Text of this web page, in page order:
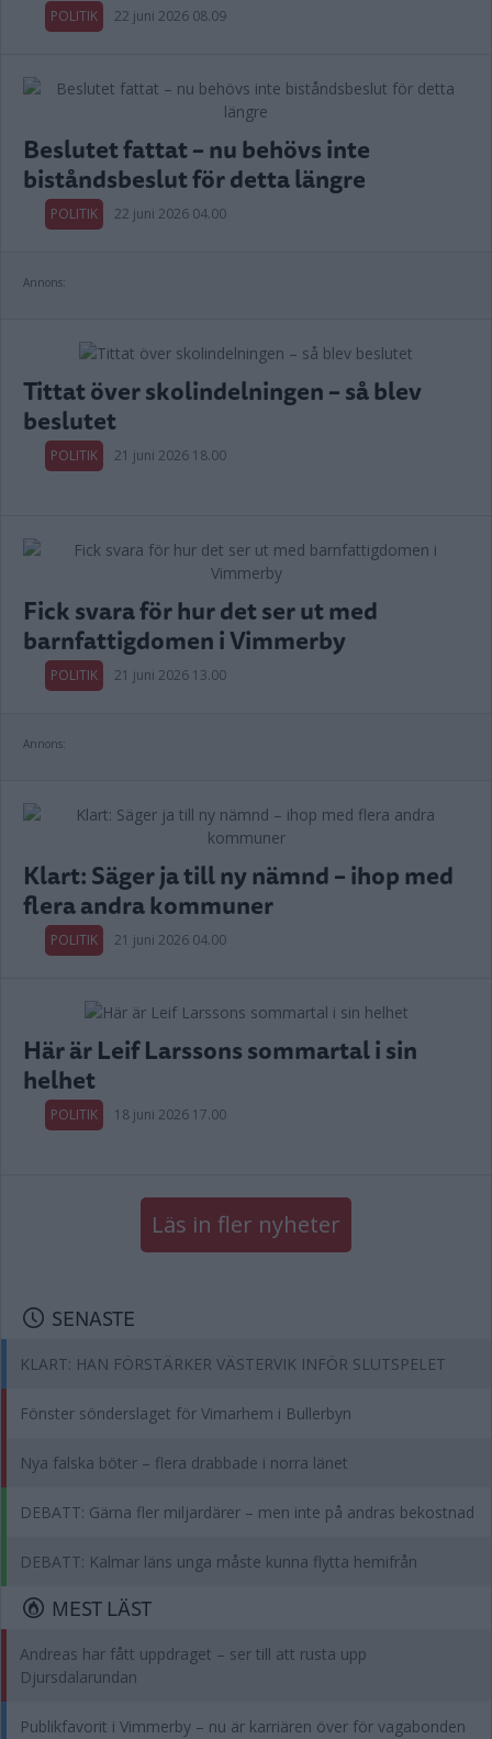
POLITIK 22 juni 2026 08.09
Beslutet fattat – nu behövs inte
biståndsbeslut för detta längre
POLITIK 22 juni 2026 04.00
Annons:
Tittat över skolindelningen – så blev
beslutet
POLITIK 21 juni 2026 18.00
Fick svara för hur det ser ut med
barnfattigdomen i Vimmerby
POLITIK 21 juni 2026 13.00
Annons:
Klart: Säger ja till ny nämnd – ihop med
flera andra kommuner
POLITIK 21 juni 2026 04.00
Här är Leif Larssons sommartal i sin
helhet
POLITIK 18 juni 2026 17.00
Läs in fler nyheter
SENASTE
KLART: HAN FÖRSTÄRKER VÄSTERVIK INFÖR SLUTSPELET
Fönster sönderslaget för Vimarhem i Bullerbyn
Nya falska böter – flera drabbade i norra länet
DEBATT: Gärna fler miljardärer – men inte på andras bekostnad
DEBATT: Kalmar läns unga måste kunna flytta hemifrån
MEST LÄST
Andreas har fått uppdraget – ser till att rusta upp
Djursdalarundan
Publikfavorit i Vimmerby – nu är karriären över för vagabonden